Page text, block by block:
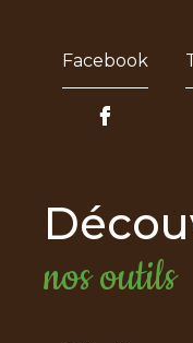
Facebook
nos outils